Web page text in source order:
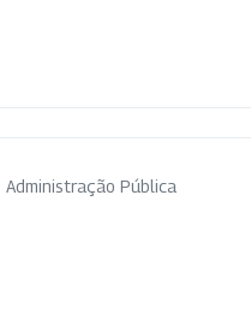
Administração Pública